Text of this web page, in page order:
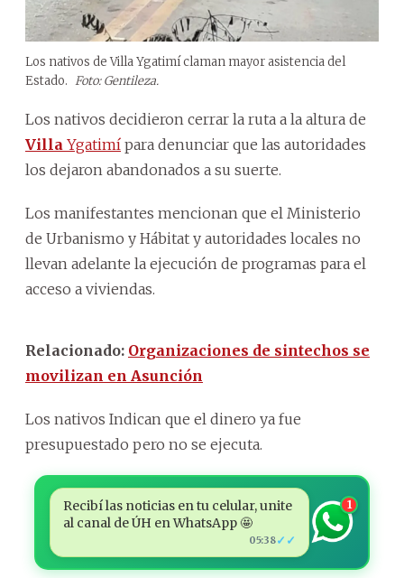
Los nativos de Villa Ygatimí claman mayor asistencia del
Estado. Foto: Gentileza.
Los nativos decidieron cerrar la ruta a la altura de
Villa Ygatimí para denunciar que las autoridades
los dejaron abandonados a su suerte.
Los manifestantes mencionan que el Ministerio
de Urbanismo y Hábitat y autoridades locales no
llevan adelante la ejecución de programas para el
acceso a viviendas.
Relacionado: Organizaciones de sintechos se
movilizan en Asunción
Los nativos Indican que el dinero ya fue
presupuestado pero no se ejecuta.
Recibí las noticias en tu celular, unite
al canal de ÚH en WhatsApp 🤩
05:38✓✓
1